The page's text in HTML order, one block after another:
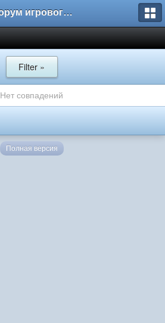
Форум игрового проекта Riverrise
Filter »
Нет совпадений
Полная версия